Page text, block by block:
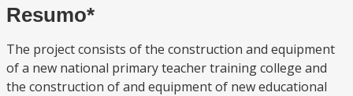
Resumo*
The project consists of the construction and equipment
of a new national primary teacher training college and
the construction of and equipment of new educational